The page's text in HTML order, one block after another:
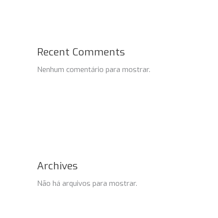
Recent Comments
Nenhum comentário para mostrar.
Archives
Não há arquivos para mostrar.